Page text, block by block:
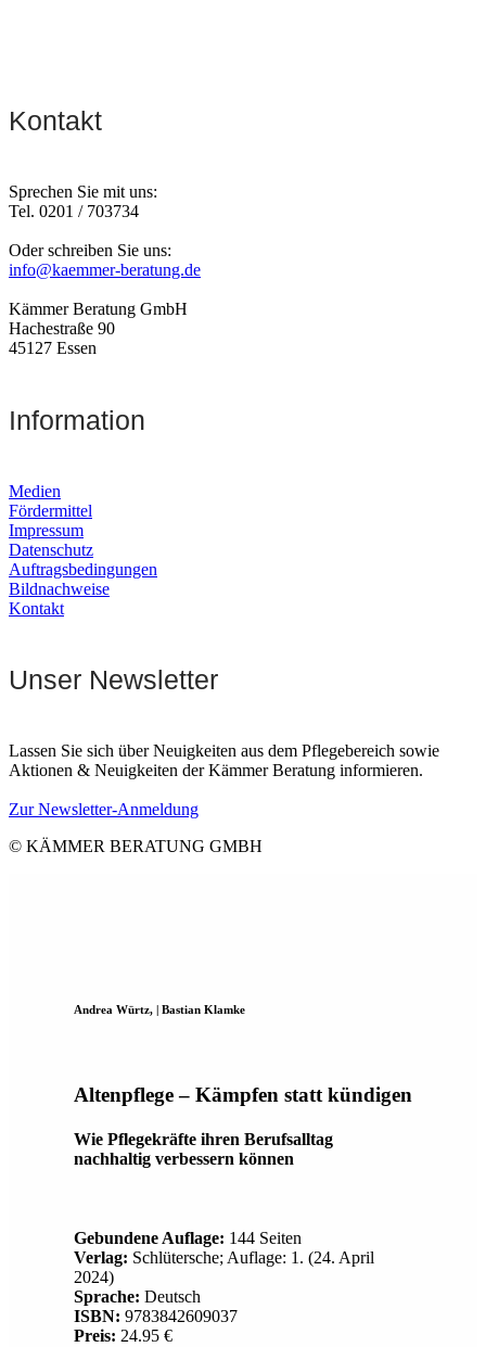
Kontakt
Sprechen Sie mit uns:
Tel. 0201 / 703734
Oder schreiben Sie uns:
info@kaemmer-beratung.de
Kämmer Beratung GmbH
Hachestraße 90
45127 Essen
Information
Medien
Fördermittel
Impressum
Datenschutz
Auftragsbedingungen
Bildnachweise
Kontakt
Unser Newsletter
Lassen Sie sich über Neuigkeiten aus dem Pflegebereich sowie
Aktionen & Neuigkeiten der Kämmer Beratung informieren.
Zur Newsletter-Anmeldung
© KÄMMER BERATUNG GMBH
Andrea Würtz, | Bastian Klamke
Altenpflege – Kämpfen statt kündigen
Wie Pflegekräfte ihren Berufsalltag
nachhaltig verbessern können
Gebundene Auflage: 144 Seiten
Verlag: Schlütersche; Auflage: 1. (24. April
2024)
Sprache: Deutsch
ISBN: 9783842609037
Preis: 24.95 €